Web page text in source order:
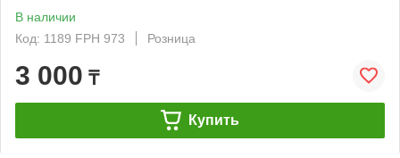
В наличии
Код: 1189 FPH 973
Розница
3 000 ₸
Купить